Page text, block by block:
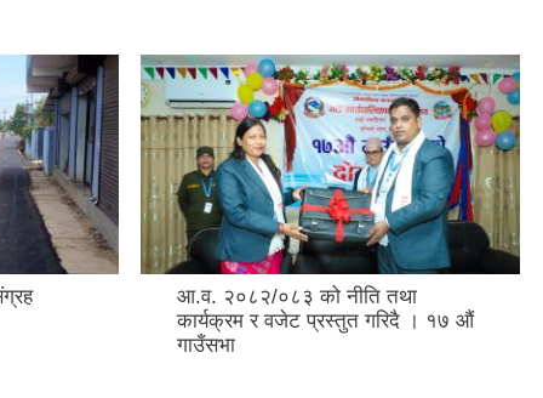
आ.व. २०८२/०८३ को नीति तथा
कार्यक्रम र वजेट प्रस्तुत गरिदै । १७ औं
गाउँसभा